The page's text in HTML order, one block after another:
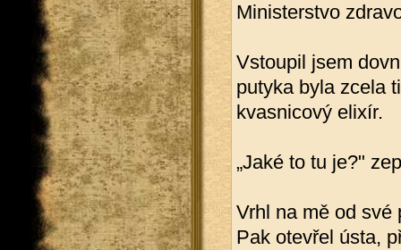
Ministerstvo
Vstoupil jsem
putyka byla zcela
kvasnicový elixír.
„Jaké to tu je?"
Vrhl na mě od své
Pak otevřel ústa,